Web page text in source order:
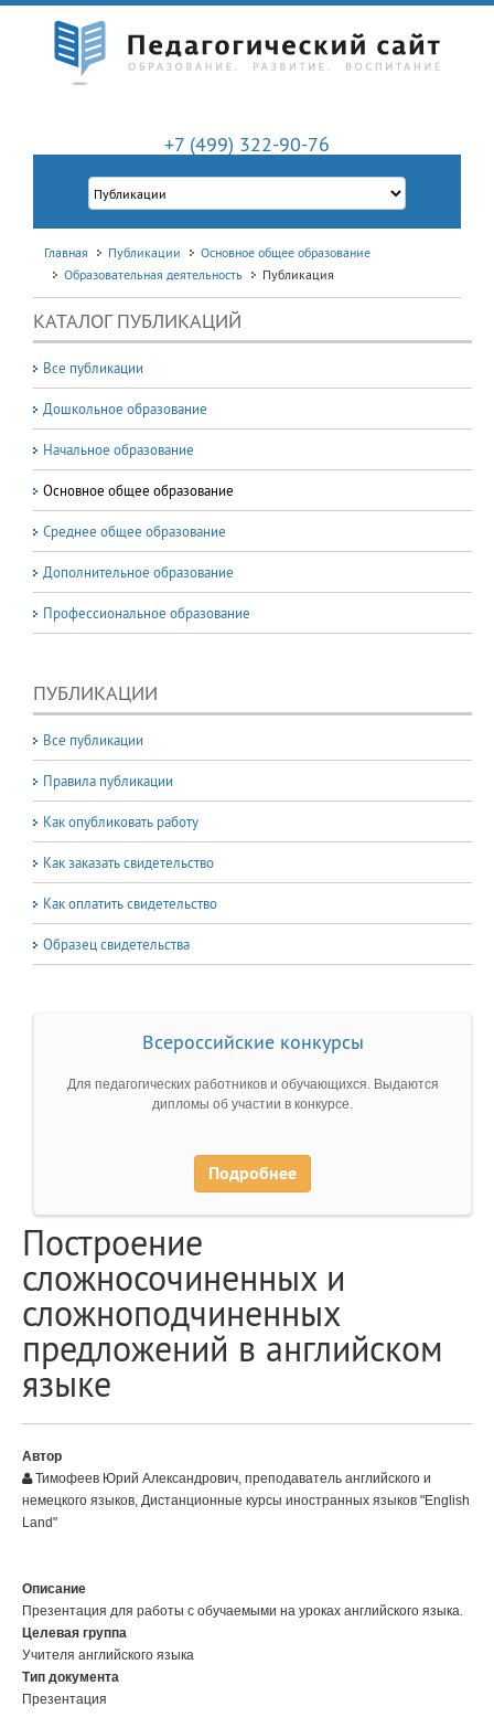
+7 (499) 322-90-76
Главная Публикации
Основное общее образование
Образовательная деятельность
Публикация
КАТАЛОГ ПУБЛИКАЦИЙ
Все публикации
Дошкольное образование
Начальное образование
Основное общее образование
Среднее общее образование
Дополнительное образование
Профессиональное образование
ПУБЛИКАЦИИ
Все публикации
Правила публикации
Как опубликовать работу
Как заказать свидетельство
Как оплатить свидетельство
Образец свидетельства
Всероссийские конкурсы
Для педагогических работников и обучающихся. Выдаются
дипломы об участии в конкурсе.
Подробнее
Построение
сложносочиненных и
сложноподчиненных
предложений в английском
языке
Автор
Тимофеев Юрий Александрович, преподаватель английского и
немецкого языков, Дистанционные курсы иностранных языков "English
Land"
Описание
Презентация для работы с обучаемыми на уроках английского языка.
Целевая группа
Учителя английского языка
Тип документа
Презентация